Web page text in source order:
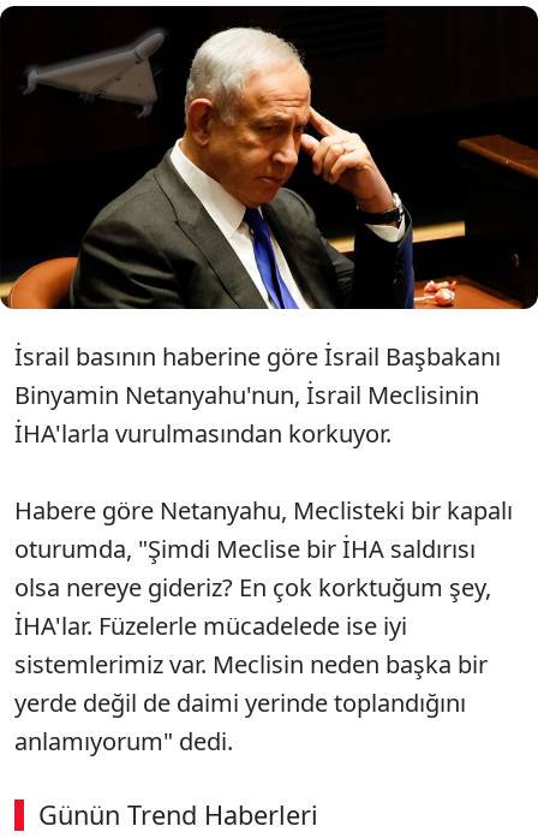
İsrail basını, İsrail Başbakanı Binyamin
Netanyahu'nun Kayserya'daki evine yapılan
saldırıdan sonra içinde büyüyen korkularını
yazdı. Başbakanlık ofisinden habere ilişkin
bir açıklama yapılmadı.
İsrail basının haberine göre İsrail Başbakanı
Binyamin Netanyahu'nun, İsrail Meclisinin
İHA'larla vurulmasından korkuyor.
Habere göre Netanyahu, Meclisteki bir kapalı
oturumda, "Şimdi Meclise bir İHA saldırısı
olsa nereye gideriz? En çok korktuğum şey,
İHA'lar. Füzelerle mücadelede ise iyi
sistemlerimiz var. Meclisin neden başka bir
yerde değil de daimi yerinde toplandığını
anlamıyorum" dedi.
Günün Trend Haberleri
00:02 / 09:08